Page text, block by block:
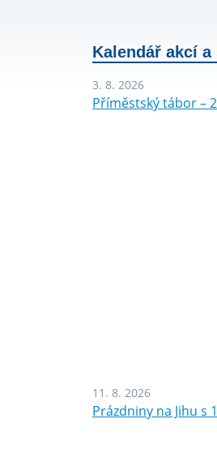
Kalendář akcí a
3. 8. 2026
Příměstský tábor –
11. 8. 2026
Prázdniny na Jihu s